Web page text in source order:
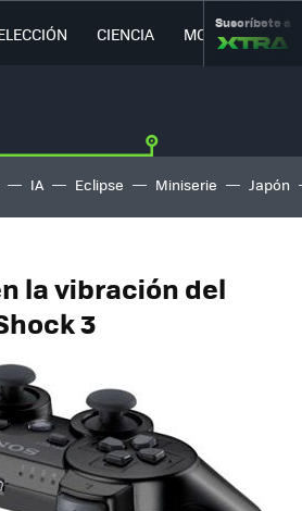
CIENCIA MOVILIDAD
Suscríbete a
IA Eclipse Miniserie Japón
la vibración del
3